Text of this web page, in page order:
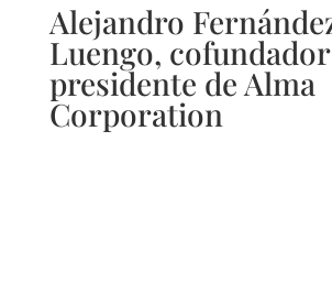
Alejandro
Luengo,
presidente de Alma
Corporation